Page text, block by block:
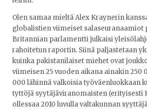
Olen samaa mieltä Alex Kraynerin
globalistien viimeiset salaseuranaamiot
Britannian parlamentti julkaisi
rahoitetun raportin. Siinä paljastetaan
kuinka pakistanilaiset miehet ovat
viimeisen 25 vuoden aikana ainakin 250
000 lähinnä valkoisia työväenluokkaan
tyttöjä syytäjäviranomaisten (erityisesti
ollessaa 2010 luvulla valtakunnan